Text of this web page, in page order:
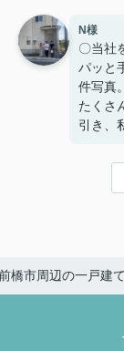
でき、
ちに寄
入を決
〇感じ
ったこ
など
疑問
とめ
購入
住宅
N様
〇当社
パッと
件写真。
たくさ
引き、
で見
も毎
〇感
ったこ
大きな
返信
橋市周辺の一戸建